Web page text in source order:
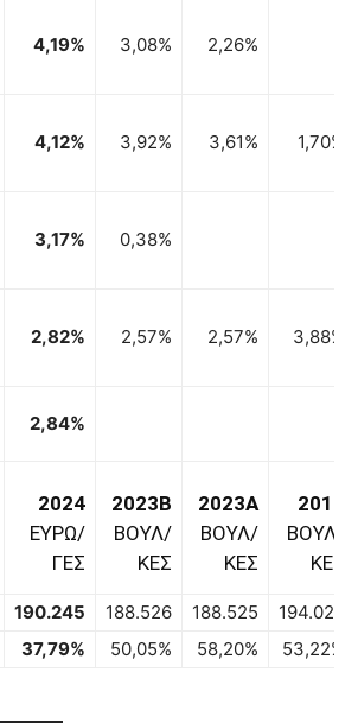
4,19% 3,08% 2,26%
4,12% 3,92% 3,61% 1,70%
3,17% 0,38%
2,82% 2,57% 2,57% 3,88%
2,84%
2024
ΕΥΡΩ/
ΓΕΣ
2023B
ΒΟΥΛ/
ΚΕΣ
2023A
ΒΟΥΛ/
ΚΕΣ
2019
ΒΟΥΛ/
ΚΕΣ
190.245 188.526 188.525
194.027
37,79% 50,05% 58,20% 53,22%